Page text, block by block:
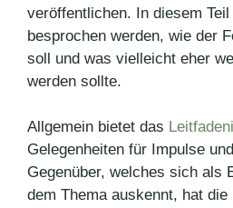
veröffentlichen. In diesem
besprochen werden, wie der
soll und was vielleicht eher
werden sollte.
Allgemein bietet das
Gelegenheiten für Impulse
Gegenüber, welches sich als
dem Thema auskennt, hat